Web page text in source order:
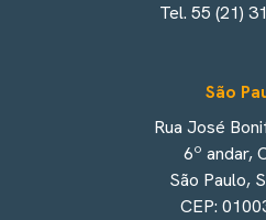
Tel. 55 (21)
São
Rua José
6º andar,
São Paulo,
CEP: